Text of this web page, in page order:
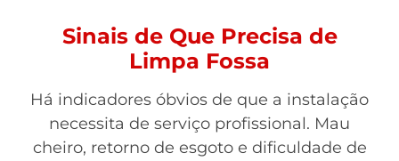
Sinais de Que Precisa de
Limpa Fossa
Há indicadores óbvios de que a instalação
necessita de serviço profissional. Mau
cheiro, retorno de esgoto e dificuldade de